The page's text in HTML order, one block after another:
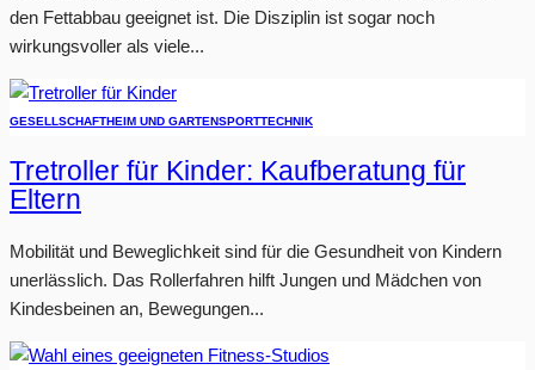
den Fettabbau geeignet ist. Die Disziplin ist sogar noch
wirkungsvoller als viele...
GESELLSCHAFTHEIM UND GARTENSPORTTECHNIK
Tretroller für Kinder: Kaufberatung für
Eltern
Mobilität und Beweglichkeit sind für die Gesundheit von Kindern
unerlässlich. Das Rollerfahren hilft Jungen und Mädchen von
Kindesbeinen an, Bewegungen...